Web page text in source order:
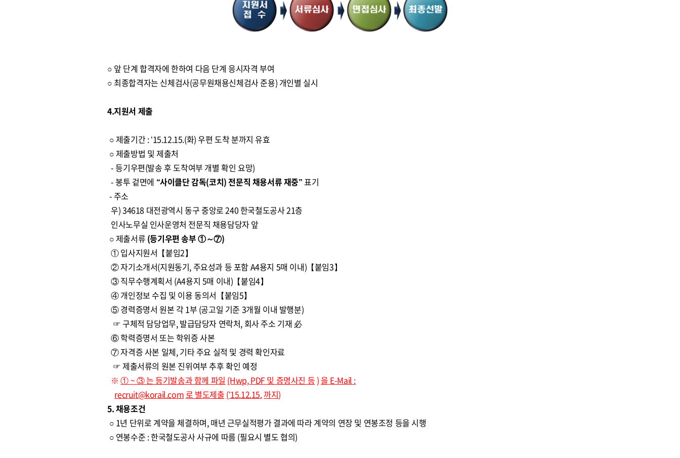
○ 앞 단계 합격자에 한하여 다음 단계 응시자격 부여
○ 최종합격자는 신체검사(공무원채용신체검사 준용) 개인별 실시
4.지원서 제출
○ 제출기간 : ’15.12.15.(화) 우편 도착 분까지 유효
○ 제출방법 및 제출처
- 등기우편(발송 후 도착여부 개별 확인 요망)
- 봉투 겉면에 “사이클단 감독(코치) 전문직 채용서류 재중”표기
- 주소
우) 34618 대전광역시 동구 중앙로 240 한국철도공사 21층
인사노무실 인사운영처 전문직 채용담당자 앞
○ 제출서류 (등기우편 송부 ①～⑦)
① 입사지원서【붙임2】
② 자기소개서(지원동기, 주요성과 등 포함 A4용지 5매 이내)【붙임3】
③ 직무수행계획서 (A4용지 5매 이내)【붙임4】
④ 개인정보 수집 및 이용 동의서【붙임5】
⑤ 경력증명서 원본 각 1부 (공고일 기준 3개월 이내 발행분)
☞ 구체적 담당업무, 발급담당자 연락처, 회사 주소 기재 必
⑥ 학력증명서 또는 학위증 사본
⑦ 자격증 사본 일체, 기타 주요 실적 및 경력 확인자료
☞ 제출서류의 원본 진위여부 추후 확인 예정
※①~③는 등기발송과 함께 파일 (Hwp, PDF및 증명사진 등)을 E-Mail :
recruit@korail.com로 별도제출 (’15.12.15.까지)
5. 채용조건
○ 1년 단위로 계약을 체결하며, 매년 근무실적평가 결과에 따라 계약의 연장 및 연봉조정 등을 시행
○ 연봉수준 : 한국철도공사 사규에 따름 (필요시 별도 협의)